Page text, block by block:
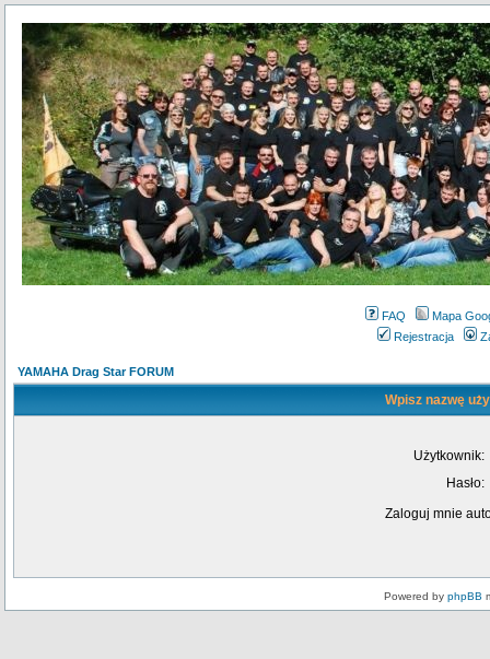
FAQ
Mapa
Rejestracja
YAMAHA Drag Star FORUM
Wpisz nazwę
Użytkownik:
Hasło:
Zaloguj mnie
Powered by phpBB